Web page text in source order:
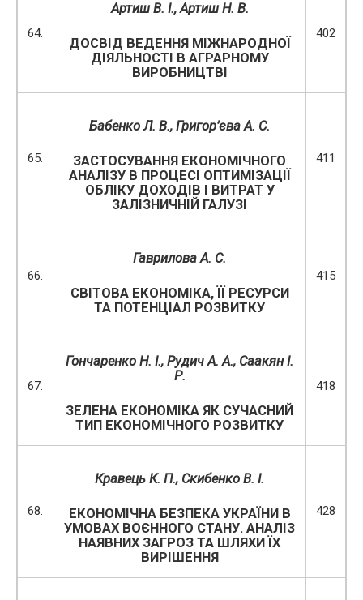
64.
Артиш В. І., Артиш Н. В.
ДОСВІД ВЕДЕННЯ МІЖНАРОДНОЇ
ДІЯЛЬНОСТІ В АГРАРНОМУ
ВИРОБНИЦТВІ
402
65.
Бабенко Л. В., Григор’єва А. С.
ЗАСТОСУВАННЯ ЕКОНОМІЧНОГО
АНАЛІЗУ В ПРОЦЕСІ ОПТИМІЗАЦІЇ
ОБЛІКУ ДОХОДІВ І ВИТРАТ У
ЗАЛІЗНИЧНІЙ ГАЛУЗІ
411
66.
Гаврилова А. С.
СВІТОВА ЕКОНОМІКА, ЇЇ РЕСУРСИ
ТА ПОТЕНЦІАЛ РОЗВИТКУ
415
67.
Гончаренко Н. І., Рудич А. А., Саакян І.
Р.
ЗЕЛЕНА ЕКОНОМІКА ЯК СУЧАСНИЙ
ТИП ЕКОНОМІЧНОГО РОЗВИТКУ
418
68.
Кравець К. П., Скибенко В. І.
ЕКОНОМІЧНА БЕЗПЕКА УКРАЇНИ В
УМОВАХ ВОЄННОГО СТАНУ. АНАЛІЗ
НАЯВНИХ ЗАГРОЗ ТА ШЛЯХИ ЇХ
ВИРІШЕННЯ
428